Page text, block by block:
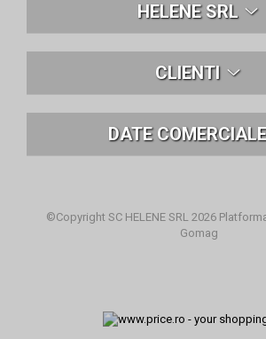
HELENE SRL
CLIENTI
DATE
©Copyright SC HELENE SRL 2026
Gomag